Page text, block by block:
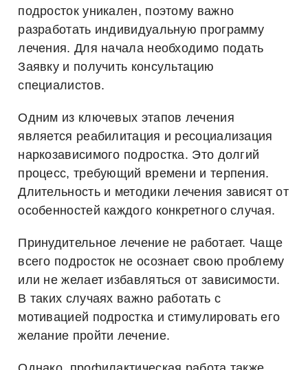
подросток уникален, поэтому важно
разработать индивидуальную программу
лечения. Для начала необходимо подать
Заявку и получить консультацию
специалистов.
Одним из ключевых этапов лечения
является реабилитация и ресоциализация
наркозависимого подростка. Это долгий
процесс, требующий времени и терпения.
Длительность и методики лечения зависят от
особенностей каждого конкретного случая.
Принудительное лечение не работает. Чаще
всего подросток не осознает свою проблему
или не желает избавляться от зависимости.
В таких случаях важно работать с
мотивацией подростка и стимулировать его
желание пройти лечение.